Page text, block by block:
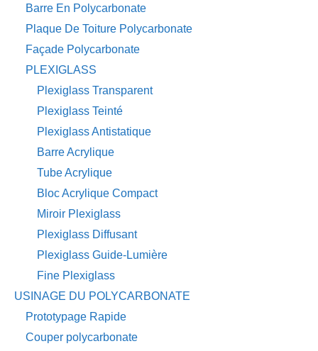
Barre En Polycarbonate
Plaque De Toiture Polycarbonate
Façade Polycarbonate
PLEXIGLASS
Plexiglass Transparent
Plexiglass Teinté
Plexiglass Antistatique
Barre Acrylique
Tube Acrylique
Bloc Acrylique Compact
Miroir Plexiglass
Plexiglass Diffusant
Plexiglass Guide-Lumière
Fine Plexiglass
USINAGE DU POLYCARBONATE
Prototypage Rapide
Couper polycarbonate